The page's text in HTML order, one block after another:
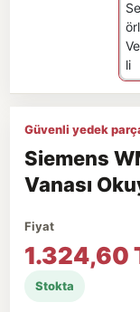
Güvenli yedek
Siemens
Vanası
Fiyat
1.324,60
Stokta